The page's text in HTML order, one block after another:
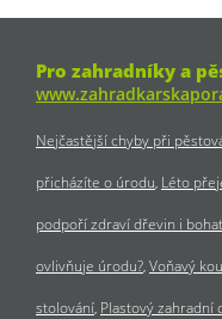
Pro zahradníky a
Nejčastější chyby při
přicházíte o úrodu Léto
podpoří zdraví dřevin i
ovlivňuje úrodu? Voňavý
stolování Plastový zahradní